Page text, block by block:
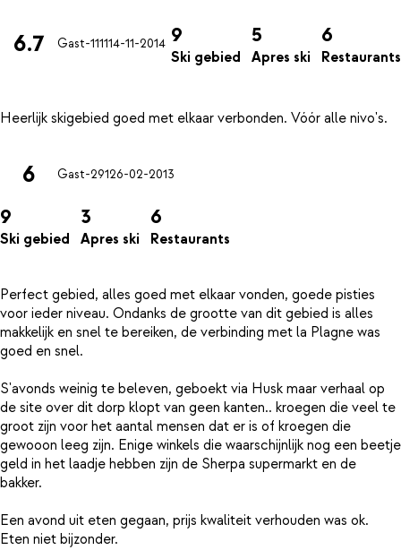
6.7 Gast-111114-11-2014 9
Ski gebied
5
Apres ski
6
Restaurants
6 Gast-29126-02-2013
9
Ski gebied
3
Apres ski
6
Restaurants
Perfect gebied, alles goed met elkaar vonden, goede pisties
voor ieder niveau. Ondanks de grootte van dit gebied is alles
makkelijk en snel te bereiken, de verbinding met la Plagne was
goed en snel.
S'avonds weinig te beleven, geboekt via Husk maar verhaal op
de site over dit dorp klopt van geen kanten.. kroegen die veel te
groot zijn voor het aantal mensen dat er is of kroegen die
gewooon leeg zijn. Enige winkels die waarschijnlijk nog een beetje
geld in het laadje hebben zijn de Sherpa supermarkt en de
bakker.
Een avond uit eten gegaan, prijs kwaliteit verhouden was ok.